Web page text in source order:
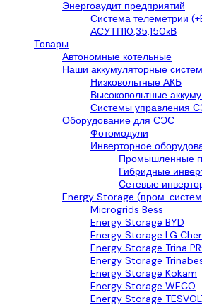
Энергоаудит предприятий
Система телеметрии
АСУТП10,35,150кВ
Товары
Автономные котельные
Наши аккумуляторные
Низковольтные АКБ
Высоковольтные
Системы управления
Оборудование для СЭС
Фотомодули
Инверторное
Промышленные
Гибридные
Сетевые
Energy Storage (пром.
Microgrids Bess
Energy Storage BYD
Energy Storage LG
Energy Storage Trina
Energy Storage
Energy Storage Kokam
Energy Storage WECO
Energy Storage